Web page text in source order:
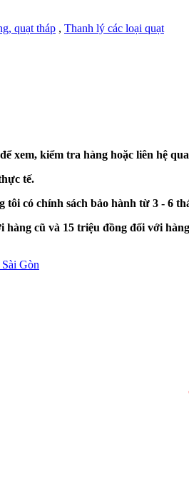
quạt tháp , Thanh lý các loại quạt
xem, kiểm tra hàng hoặc liên hệ
tế.
tôi có chính sách bảo hành từ 3 - 6
cũ và 15 triệu đồng đối với
Gòn